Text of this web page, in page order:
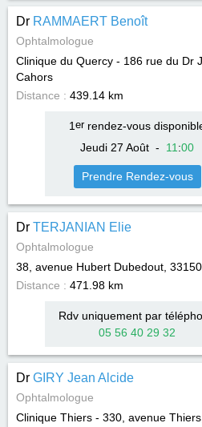
Dr RAMMAERT Benoît
Ophtalmologue
Clinique du Quercy - 186 rue du Dr
Cahors
Distance : 439.14 km
1 errendez-vous
Jeudi 27 Août - 11 :00
Prendre Rendez-vous
Dr TERJANIAN Elie
Ophtalmologue
38, avenue Hubert Dubedout, 33150
Distance : 471.98 km
Rdv uniquement par
05 56 40 29 32
Dr GIRY Jean Alcide
Ophtalmologue
Clinique Thiers - 330, avenue